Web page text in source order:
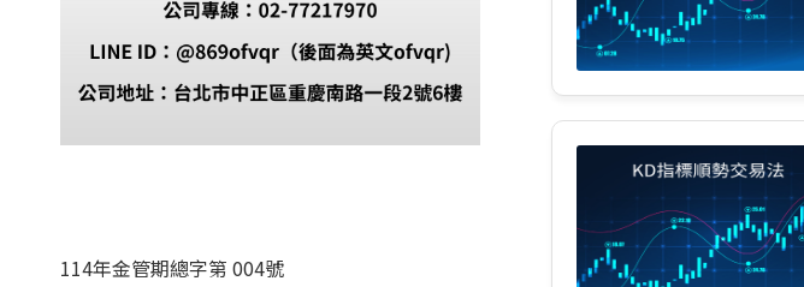
114年金管期總字第 004號